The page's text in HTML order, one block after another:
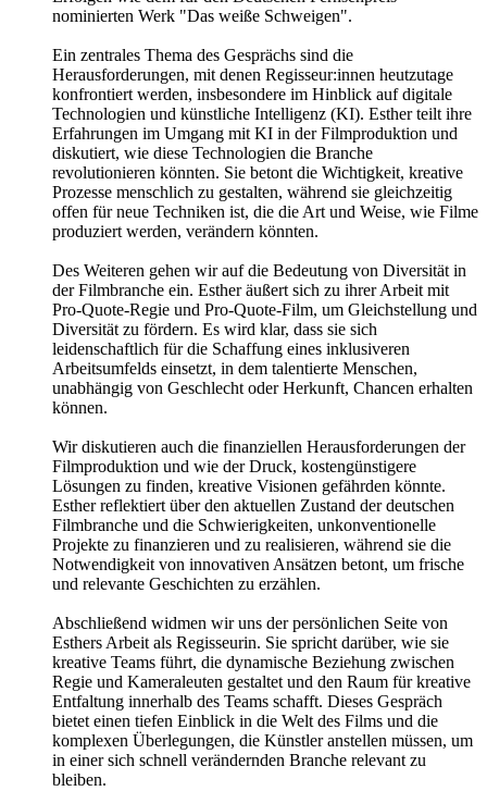
nominierten Werk "Das weiße Schweigen".
Ein zentrales Thema des Gesprächs sind die
Herausforderungen, mit denen Regisseur:innen heutzutage
konfrontiert werden, insbesondere im Hinblick auf digitale
Technologien und künstliche Intelligenz (KI). Esther teilt ihre
Erfahrungen im Umgang mit KI in der Filmproduktion und
diskutiert, wie diese Technologien die Branche
revolutionieren könnten. Sie betont die Wichtigkeit, kreative
Prozesse menschlich zu gestalten, während sie gleichzeitig
offen für neue Techniken ist, die die Art und Weise, wie Filme
produziert werden, verändern könnten.
Des Weiteren gehen wir auf die Bedeutung von Diversität in
der Filmbranche ein. Esther äußert sich zu ihrer Arbeit mit
Pro-Quote-Regie und Pro-Quote-Film, um Gleichstellung und
Diversität zu fördern. Es wird klar, dass sie sich
leidenschaftlich für die Schaffung eines inklusiveren
Arbeitsumfelds einsetzt, in dem talentierte Menschen,
unabhängig von Geschlecht oder Herkunft, Chancen erhalten
können.
Wir diskutieren auch die finanziellen Herausforderungen der
Filmproduktion und wie der Druck, kostengünstigere
Lösungen zu finden, kreative Visionen gefährden könnte.
Esther reflektiert über den aktuellen Zustand der deutschen
Filmbranche und die Schwierigkeiten, unkonventionelle
Projekte zu finanzieren und zu realisieren, während sie die
Notwendigkeit von innovativen Ansätzen betont, um frische
und relevante Geschichten zu erzählen.
Abschließend widmen wir uns der persönlichen Seite von
Esthers Arbeit als Regisseurin. Sie spricht darüber, wie sie
kreative Teams führt, die dynamische Beziehung zwischen
Regie und Kameraleuten gestaltet und den Raum für kreative
Entfaltung innerhalb des Teams schafft. Dieses Gespräch
bietet einen tiefen Einblick in die Welt des Films und die
komplexen Überlegungen, die Künstler anstellen müssen, um
in einer sich schnell verändernden Branche relevant zu
bleiben.